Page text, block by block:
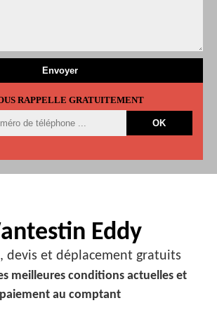
RAPPELLE GRATUITEMENT
Eddy
devis et déplacement gratuits
meilleures conditions actuelles et
paiement au comptant